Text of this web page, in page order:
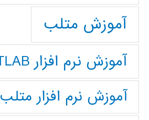
آموزش متلب
آموزش نرم افزار MATLAB
آموزش نرم افزار متلب